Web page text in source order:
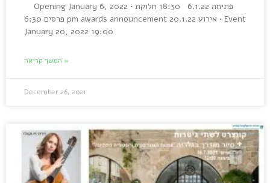
Opening January 6, 2022 • פתיחה 6.1.22 18:30 חלוקת
פרסים 6:30 pm awards announcement אירוע 20.1.22 • Event
January 20, 2022 19:00
המשך קריאה »
December 26, 2021